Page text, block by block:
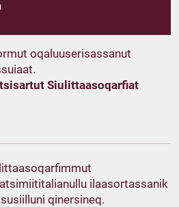
oqaluuserisassanut
Siulittaasoqarfiat
ilaasortassanik
qinersineq.